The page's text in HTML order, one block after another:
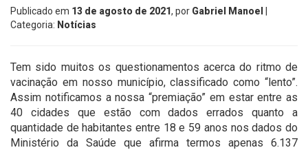
Publicado em 13 de agosto de 2021, por Gabriel Manoel
Categoria: Notícias
Tem sido muitos os questionamentos acerca do ritmo de
vacinação em nosso município, classificado como “lento”.
Assim notificamos a nossa “premiação” em estar entre as
40 cidades que estão com dados errados quanto a
quantidade de habitantes entre 18 e 59 anos nos dados do
Ministério da Saúde que afirma termos apenas 6.137